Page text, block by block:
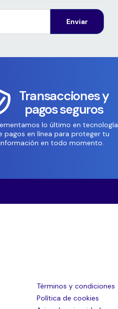
Enviar
Transacciones y
pagos seguros
lo último en tecnología
pagos en línea para proteger tu
en todo momento.
Términos y condiciones
Política de cookies